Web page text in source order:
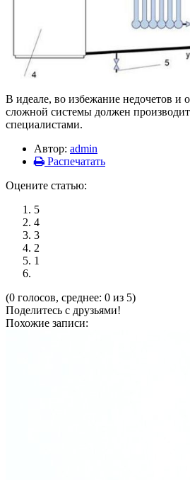
В идеале, во избежание недочетов и
сложной системы должен
специалистами.
Автор: admin
Распечатать
Оцените статью:
5
4
3
2
1
(0 голосов, среднее: 0 из 5)
Поделитесь с друзьями!
Похожие записи: